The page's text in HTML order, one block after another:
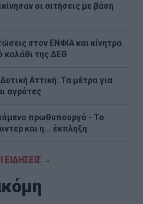
οι αιτήσεις με βάση
στον ΕΝΦΙΑ και κίνητρα
καλάθι της ΔΕΘ
Αττική: Τα μέτρα για
αγρότες
πρωθυπουργό - Το
και η... έκπληξη
ΕΙΔΗΣΕΙΣ →